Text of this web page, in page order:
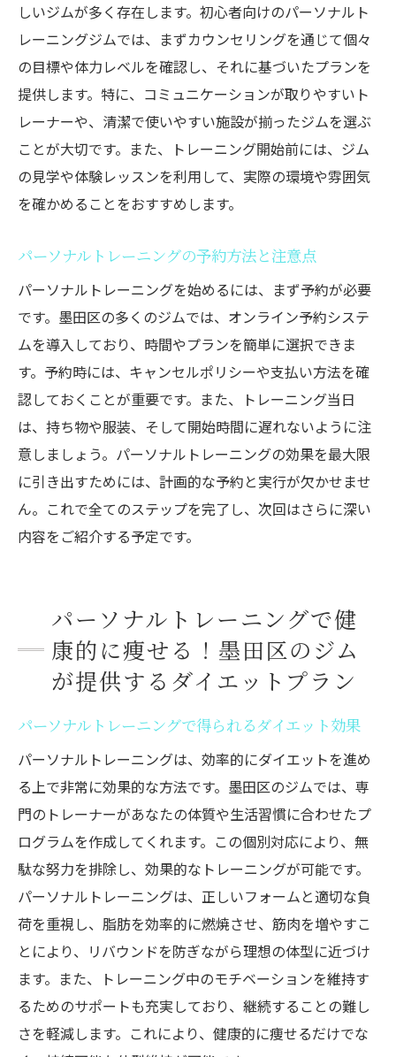
しいジムが多く存在します。初心者向けのパーソナルト
レーニングジムでは、まずカウンセリングを通じて個々
の目標や体力レベルを確認し、それに基づいたプランを
提供します。特に、コミュニケーションが取りやすいト
レーナーや、清潔で使いやすい施設が揃ったジムを選ぶ
ことが大切です。また、トレーニング開始前には、ジム
の見学や体験レッスンを利用して、実際の環境や雰囲気
を確かめることをおすすめします。
パーソナルトレーニングの予約方法と注意点
パーソナルトレーニングを始めるには、まず予約が必要
です。墨田区の多くのジムでは、オンライン予約システ
ムを導入しており、時間やプランを簡単に選択できま
す。予約時には、キャンセルポリシーや支払い方法を確
認しておくことが重要です。また、トレーニング当日
は、持ち物や服装、そして開始時間に遅れないように注
意しましょう。パーソナルトレーニングの効果を最大限
に引き出すためには、計画的な予約と実行が欠かせませ
ん。これで全てのステップを完了し、次回はさらに深い
内容をご紹介する予定です。
パーソナルトレーニングで健
康的に痩せる！墨田区のジム
が提供するダイエットプラン
パーソナルトレーニングで得られるダイエット効果
パーソナルトレーニングは、効率的にダイエットを進め
る上で非常に効果的な方法です。墨田区のジムでは、専
門のトレーナーがあなたの体質や生活習慣に合わせたプ
ログラムを作成してくれます。この個別対応により、無
駄な努力を排除し、効果的なトレーニングが可能です。
パーソナルトレーニングは、正しいフォームと適切な負
荷を重視し、脂肪を効率的に燃焼させ、筋肉を増やすこ
とにより、リバウンドを防ぎながら理想の体型に近づけ
ます。また、トレーニング中のモチベーションを維持す
るためのサポートも充実しており、継続することの難し
さを軽減します。これにより、健康的に痩せるだけでな